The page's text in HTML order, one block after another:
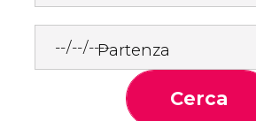
Partenza
Cerca